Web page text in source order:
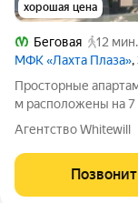
хорошая цена
Беговая
12 мин.
МФК «Лахта Плаза»,
Просторные
м расположены на 7
«Лахта Плаза». Из
отделки дают
Агентство Whitewill